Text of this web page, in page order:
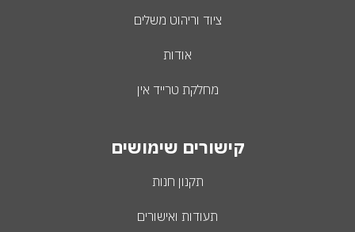
ציוד וריהוט משלים
אודות
מחלקת טרייד אין
קישורים שימושים
תקנון חנות
תעודות ואישורים